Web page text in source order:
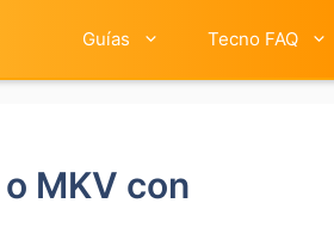
Guías Tecno FAQ
MKV con